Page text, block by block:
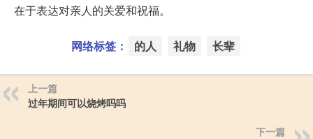
在于表达对亲人的关爱和祝福。
网络标签： 的人 礼物 长辈
上一篇
过年期间可以烧烤吗吗
下一篇